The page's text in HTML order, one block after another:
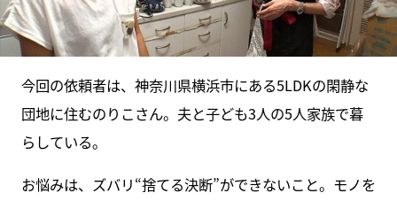
今回の依頼者は、神奈川県横浜市にある5LDKの閑静な
団地に住むのりこさん。夫と子ども3人の5人家族で暮
らしている。
お悩みは、ズバリ“捨てる決断”ができないこと。モノを